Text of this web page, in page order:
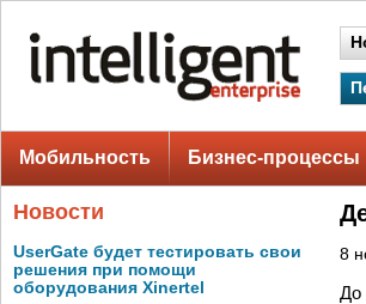
Мобильность Бизнес-процессы
Новости
UserGate будет тестировать свои
решения при помощи
оборудования Xinertel
8
До